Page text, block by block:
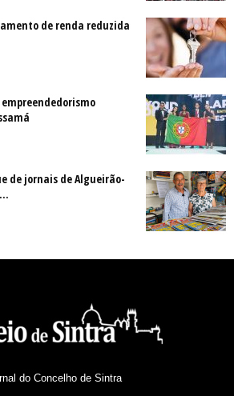
de renda reduzida
de jornais de Algueirão-
do Concelho de Sintra